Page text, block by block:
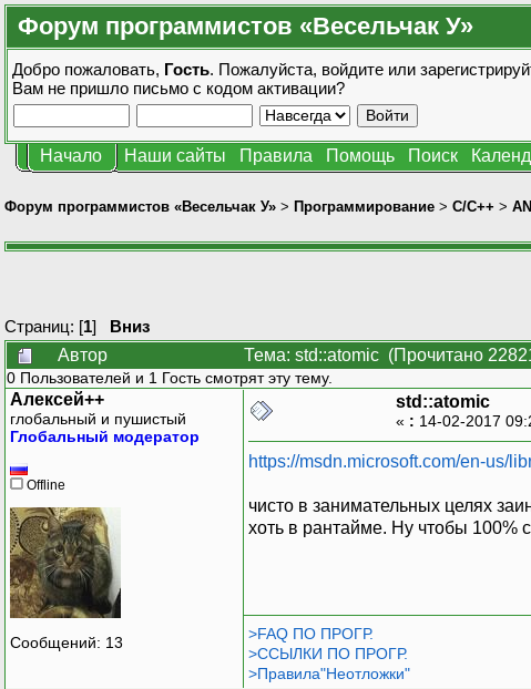
Форум программистов «Весельчак У»
Добро пожаловать, Гость. Пожалуйста, войдите или
Вам не пришло письмо с кодом активации?
Начало Наши сайты Правила Помощь Поиск
Форум программистов «Весельчак У» > Программирование > C/C++ >
Страниц: [1] Вниз
Автор
Тема: std::atomic (Прочитано
0 Пользователей и 1 Гость смотрят эту тему.
Алексей++
глобальный и пушистый
Глобальный модератор
Offline
Сообщений: 13
std::atomic
« : 14-02-2017
https://msdn.microsoft.com/en-us/
чисто в занимательных целях
хоть в рантайме. Ну чтобы 100%
>FAQ ПО ПРОГР.
>ССЫЛКИ ПО ПРОГР.
>Правила"Неотложки"